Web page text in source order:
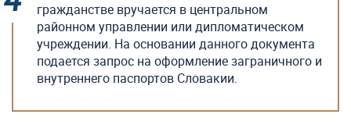
гражданстве вручается в центральном
районном управлении или дипломатическом
учреждении. На основании данного документа
подается запрос на оформление заграничного и
внутреннего паспортов Словакии.